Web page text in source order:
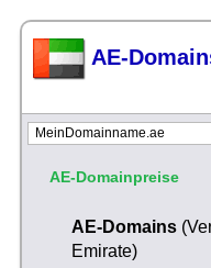
AE-
AE-Domainpreise
AE-Domains
Emirate)